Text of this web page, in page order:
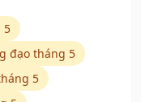
5
đạo tháng 5
5